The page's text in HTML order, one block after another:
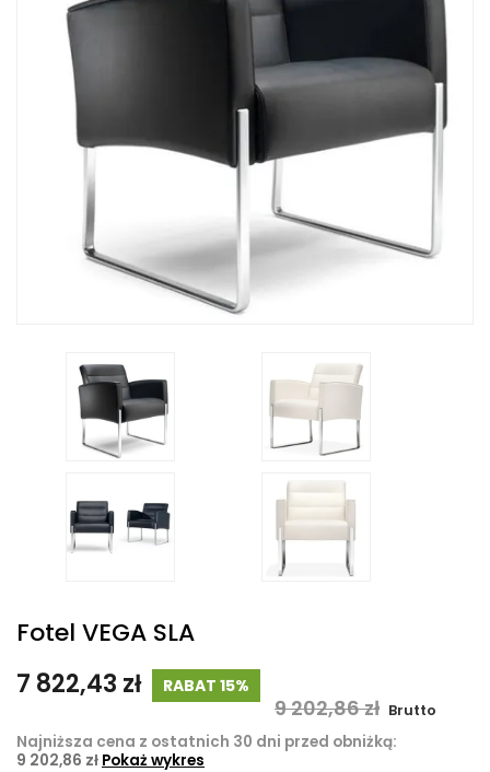
Fotel VEGA SLA
7 822,43 zł
RABAT 15%
9 202,86 zł Brutto
Najniższa cena z ostatnich 30 dni przed obniżką:
9 202,86 zł Pokaż wykres